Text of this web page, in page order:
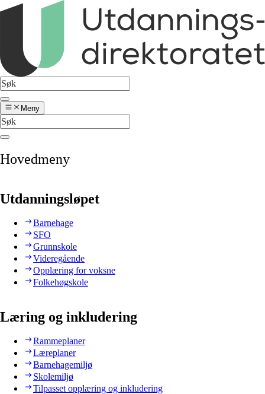
Meny
Hovedmeny
Utdanningsløpet
Barnehage
SFO
Grunnskole
Videregående
Opplæring for voksne
Folkehøgskole
Læring og inkludering
Rammeplaner
Læreplaner
Barnehagemiljø
Skolemiljø
Tilpasset opplæring og inkludering